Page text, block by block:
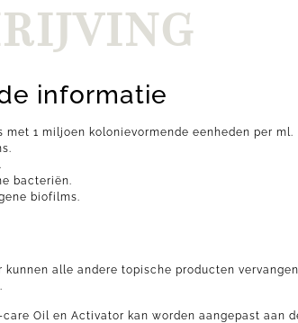
informatie
1 miljoen kolonievormende eenheden per ml.
bacteriën.
biofilms.
kunnen alle andere topische producten
care Oil en Activator kan worden aangepast